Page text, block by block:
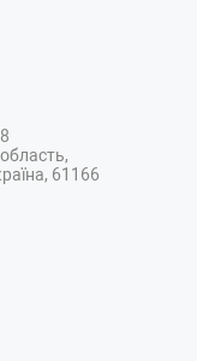
61166